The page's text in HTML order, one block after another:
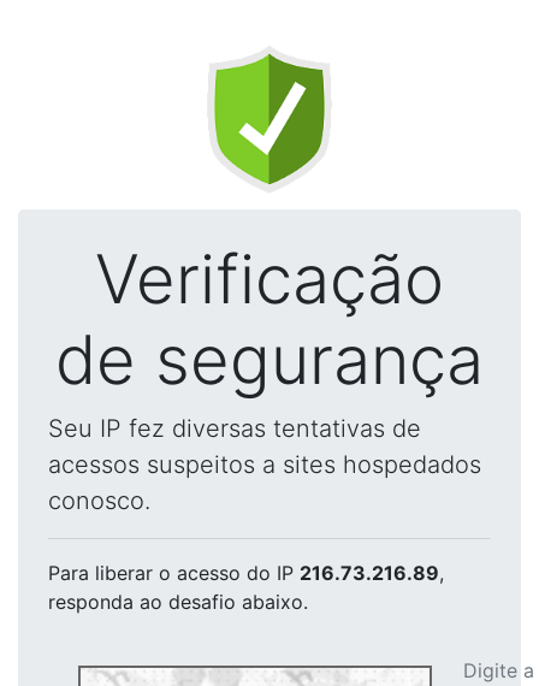
Verificação
de segurança
Seu IP fez diversas tentativas de
acessos suspeitos a sites hospedados
conosco.
Para liberar o acesso do IP 216.73.216.89,
responda ao desafio abaixo.
Digite